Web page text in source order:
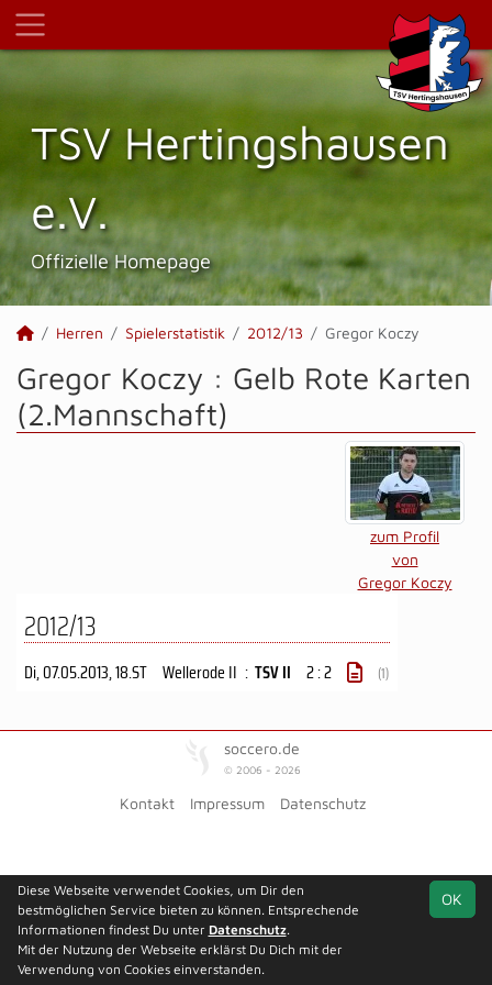
TSV Hertings­hausen
e.V.
Offizielle Homepage
Herren Spielerstatistik 2012/13 Gregor Koczy
Gregor Koczy : Gelb Rote Karten
(2.Mannschaft)
zum Profil
von
Gregor Koczy
2012/13
Di, 07.05.2013, 18.ST Wellerode II : TSV II 2 : 2 (1)
soccero.de
© 2006 - 2026
Kontakt Impressum Datenschutz
OK
Diese Webseite verwendet Cookies, um Dir den
bestmöglichen Service bieten zu können. Entsprechende
Informationen findest Du unter Datenschutz.
Mit der Nutzung der Webseite erklärst Du Dich mit der
Verwendung von Cookies einverstanden.